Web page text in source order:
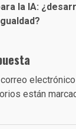
la IA:
están